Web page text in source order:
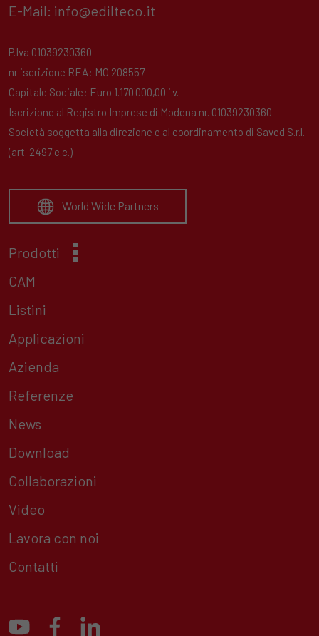
E-Mail: info@edilteco.it
P.Iva 01039230360
nr iscrizione REA: MO 208557
Capitale Sociale: Euro 1.170.000,00 i.v.
Iscrizione al Registro Imprese di Modena nr. 01039230360
Società soggetta alla direzione e al coordinamento di Saved S.r.l.
(art. 2497 c.c.)
World Wide Partners
Prodotti
CAM
Listini
Applicazioni
Azienda
Referenze
News
Download
Collaborazioni
Video
Lavora con noi
Contatti